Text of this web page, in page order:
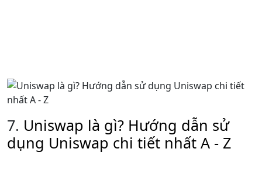
7. Uniswap là gì? Hướng dẫn sử
dụng Uniswap chi tiết nhất A - Z